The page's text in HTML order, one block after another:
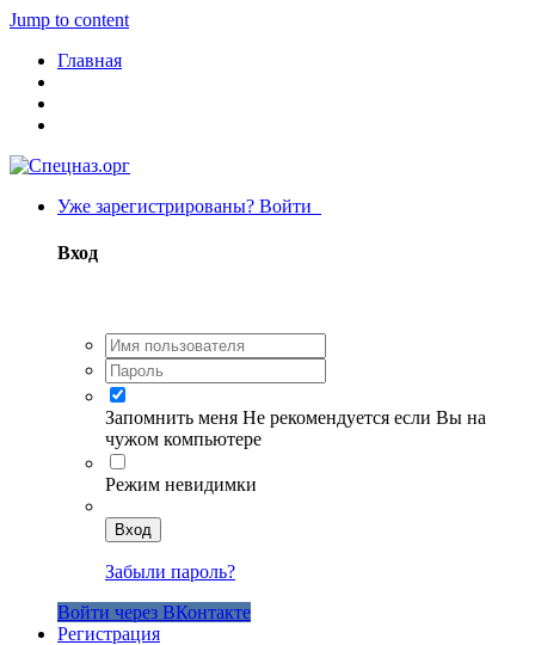
Jump to content
Главная
Уже зарегистрированы? Войти
Вход
Запомнить меня Не рекомендуется если Вы на
чужом компьютере
Режим невидимки
Вход
Забыли пароль?
Войти через ВКонтакте
Регистрация